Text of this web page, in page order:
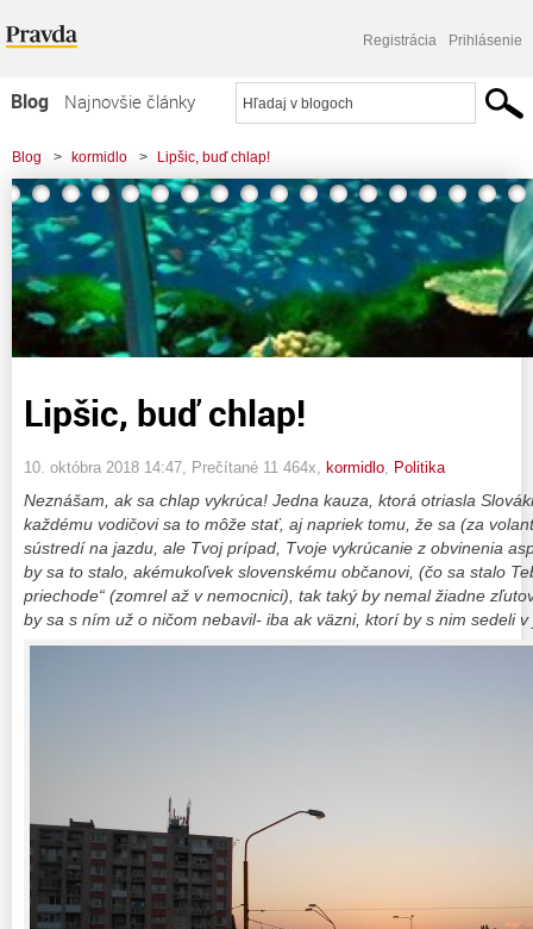
Registrácia Prihlásenie
Blog
Najnovšie články
Najčítanejšie články
Najkomentovanejšie články
Zoznam blogov
Komerčné blogy
Blog > kormidlo > Lipšic, buď chlap!
Lipšic, buď chlap!
10. októbra 2018 14:47 , Prečítané 11 464x, kormidlo Politika
Neznášam, ak sa chlap vykrúca! Jedna kauza, ktorá otriasla
každému vodičovi sa to môže stať, aj napriek tomu, že sa (za
sústredí na jazdu, ale Tvoj prípad, Tvoje vykrúcanie z obvinenia
by sa to stalo, akémukoľvek slovenskému občanovi, (čo sa stalo
priechode“ (zomrel až v nemocnici), tak taký by nemal žiadne
by sa s ním už o ničom nebavil- iba ak väzni, ktorí by s nim sedeli v